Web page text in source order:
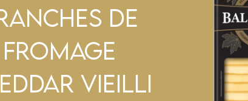
DE
FROMAGE
VIEILLI